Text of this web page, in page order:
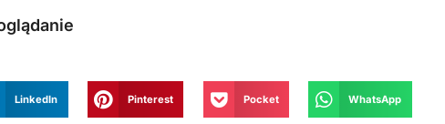
LinkedIn Pinterest Pocket WhatsApp